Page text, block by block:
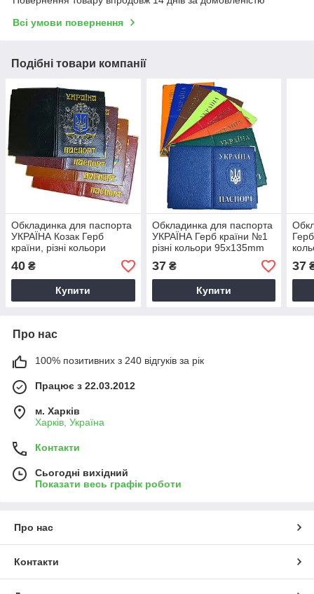
Всі умови повернення
Подібні товари компанії
Обкладинка для паспорта
УКРАЇНА Козак Герб
країни, різні кольори
95х135mm.
40 ₴
Купити
Обкладинка для паспорта
УКРАЇНА Герб країни №1
різні кольори 95х135mm
37₴
Купити
37
Про нас
100% позитивних з 240 відгуків за рік
Працює з 22.03.2012
м. Харків
Харків, Україна
Контакти
Сьогодні вихідний
Показати весь графік роботи
Про нас
Контакти